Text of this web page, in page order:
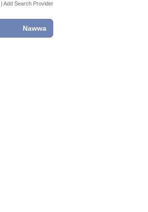
| Add Search Provider
Nawwa